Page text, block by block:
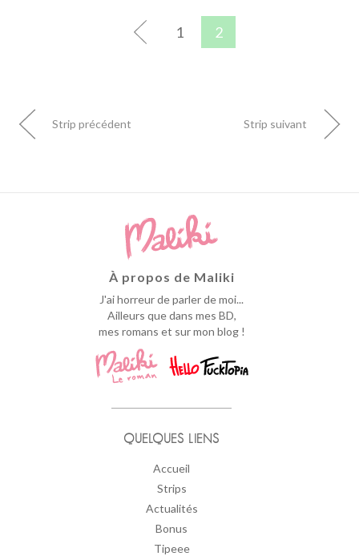
1 2
Strip précédent Strip suivant
À propos de Maliki
J'ai horreur de parler de moi...
Ailleurs que dans mes BD,
mes romans et sur mon blog !
QUELQUES LIENS
Accueil
Strips
Actualités
Bonus
Tipeee